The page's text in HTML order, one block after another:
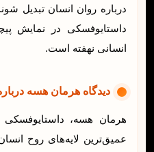
درباره روان انسان تبدیل
داستایوفسکی در نمایش
انسانی نهفته است.
دیدگاه هرمان هسه
هرمان هسه،
عمیق‌ترین لایه‌های روح